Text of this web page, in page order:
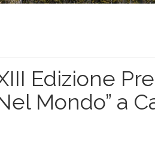
Edizione
Mondo” a